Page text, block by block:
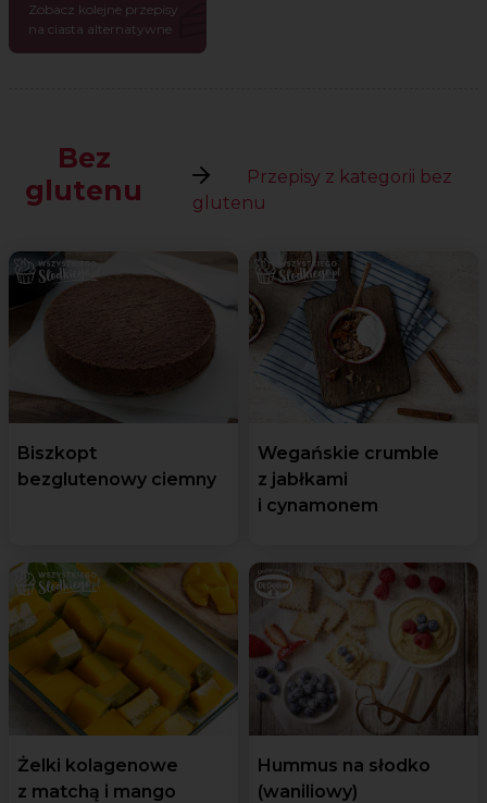
Zobacz kolejne przepisy
na ciasta alternatywne
Bez
glutenu
Przepisy z kategorii bez
glutenu
Biszkopt
bezglutenowy ciemny
Wegańskie crumble
z jabłkami
i cynamonem
Żelki kolagenowe
z matchą i mango
Hummus na słodko
(waniliowy)